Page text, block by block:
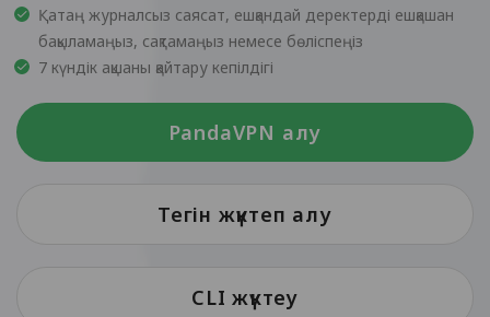
Қатаң журналсыз саясат, ешқандай деректерді ешқашан
бақыламаңыз, сақтамаңыз немесе бөліспеңіз
7 күндік ақшаны қайтару кепілдігі
PandaVPN алу
Тегін жүктеп алу
CLI жүктеу